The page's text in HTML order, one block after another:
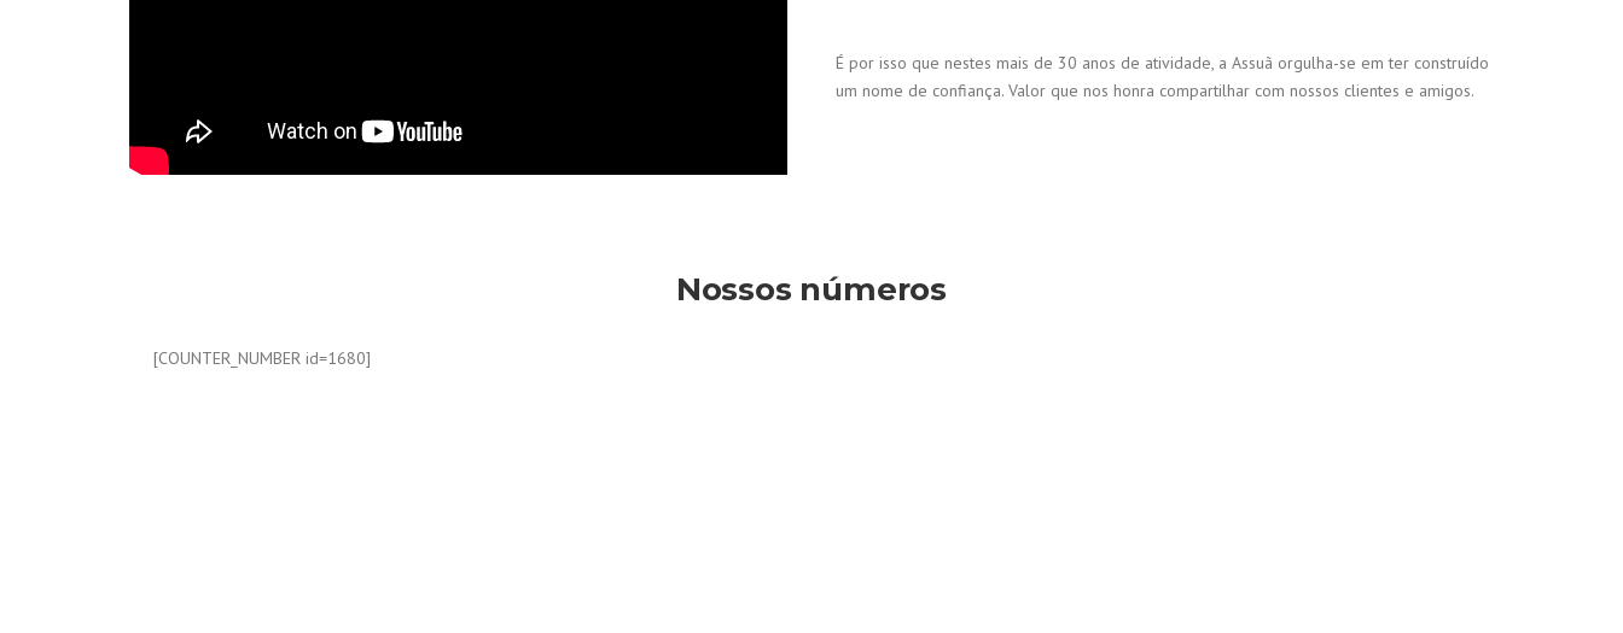
É por isso que nestes mais de 30 anos de atividade, a Assuã orgulha-se em ter construído
um nome de confiança. Valor que nos honra compartilhar com nossos clientes e amigos.
Nossos números
[COUNTER_NUMBER id=1680]